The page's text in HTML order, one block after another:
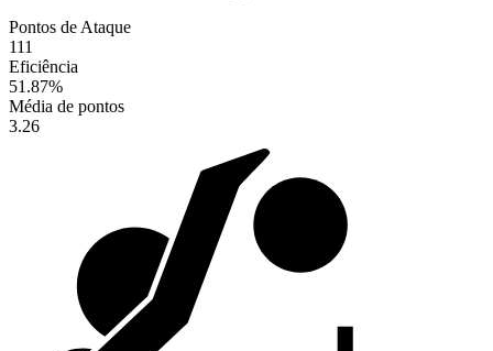
Pontos de Ataque
111
Eficiência
51.87%
Média de pontos
3.26